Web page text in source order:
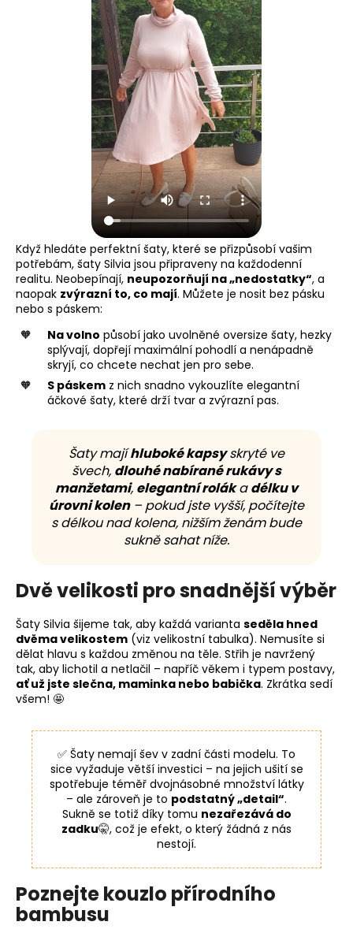
Když hledáte perfektní šaty, které se přizpůsobí vašim
potřebám, šaty Silvia jsou připraveny na každodenní
realitu. Neobepínají, neupozorňují na „nedostatky“, a
naopak zvýrazní to, co mají. Můžete je nosit bez pásku
nebo s páskem:
Na volno působí jako uvolněné oversize šaty, hezky
splývají, dopřejí maximální pohodlí a nenápadně
skryjí, co chcete nechat jen pro sebe.
S páskem z nich snadno vykouzlíte elegantní
áčkové šaty, které drží tvar a zvýrazní pas.
Šaty majíhluboké kapsyskryté ve
švech, dlouhé nabírané rukávy s
manžetami, elegantní rolákadélku v
úrovni kolen– pokud jste vyšší, počítejte
s délkou nad kolena, nižším ženám bude
sukně sahat níže.
Dvě velikosti pro snadnější výběr
Šaty Silvia šijeme tak, aby každá varianta seděla hned
dvěma velikostem (viz velikostní tabulka). Nemusíte si
dělat hlavu s každou změnou na těle. Střih je navržený
tak, aby lichotil a netlačil – napříč věkem i typem postavy,
ať už jste slečna, maminka nebo babička. Zkrátka sedí
všem! 🤩
✅ Šaty nemají šev v zadní části modelu. To
sice vyžaduje větší investici – na jejich ušití se
spotřebuje téměř dvojnásobné množství látky
– ale zároveň je to podstatný „detail“.
Sukně se totiž díky tomu nezařezává do
zadku🤫, což je efekt, o který žádná z nás
nestojí.
Poznejte kouzlo přírodního
bambusu